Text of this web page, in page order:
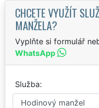
CHCETE VYUŽÍT
MANŽELA?
Vyplňte si formulář
WhatsApp
Služba